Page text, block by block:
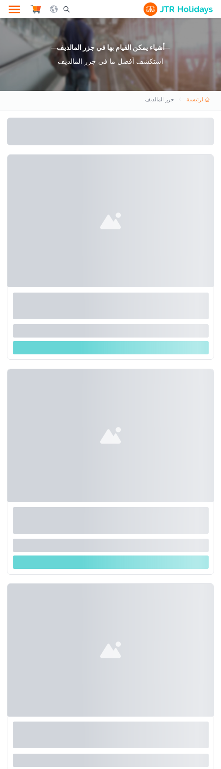
Search Opener Icon
أشياء يمكن القيام بها في جزر المالديف
استكشف أفضل ما في جزر المالديف
الرئيسية جزر المالديف